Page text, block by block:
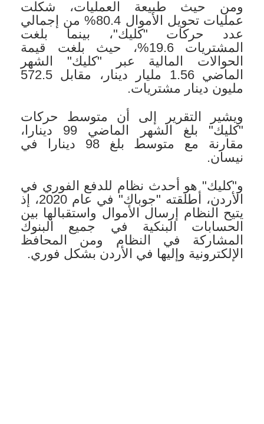
ومن حيث طبيعة العمليات، شكلت
عمليات تحويل الأموال 80.4% من إجمالي
عدد حركات "كليك"، بينما بلغت
المشتريات 19.6%، حيث بلغت قيمة
الحوالات المالية عبر "كليك" الشهر
الماضي 1.56 مليار دينار، مقابل 572.5
مليون دينار مشتريات.
ويشير التقرير إلى أن متوسط حركات
"كليك" بلغ الشهر الماضي 99 دينارا،
مقارنة مع متوسط بلغ 98 دينارا في
نيسان.
و"كليك" هو أحدث نظام للدفع الفوري في
الأردن، أطلقته "جوباك" في عام 2020، إذ
يتيح النظام إرسال الأموال واستقبالها بين
الحسابات البنكية في جميع البنوك
المشاركة في النظام ومن المحافظ
الإلكترونية وإليها في الأردن بشكل فوري.